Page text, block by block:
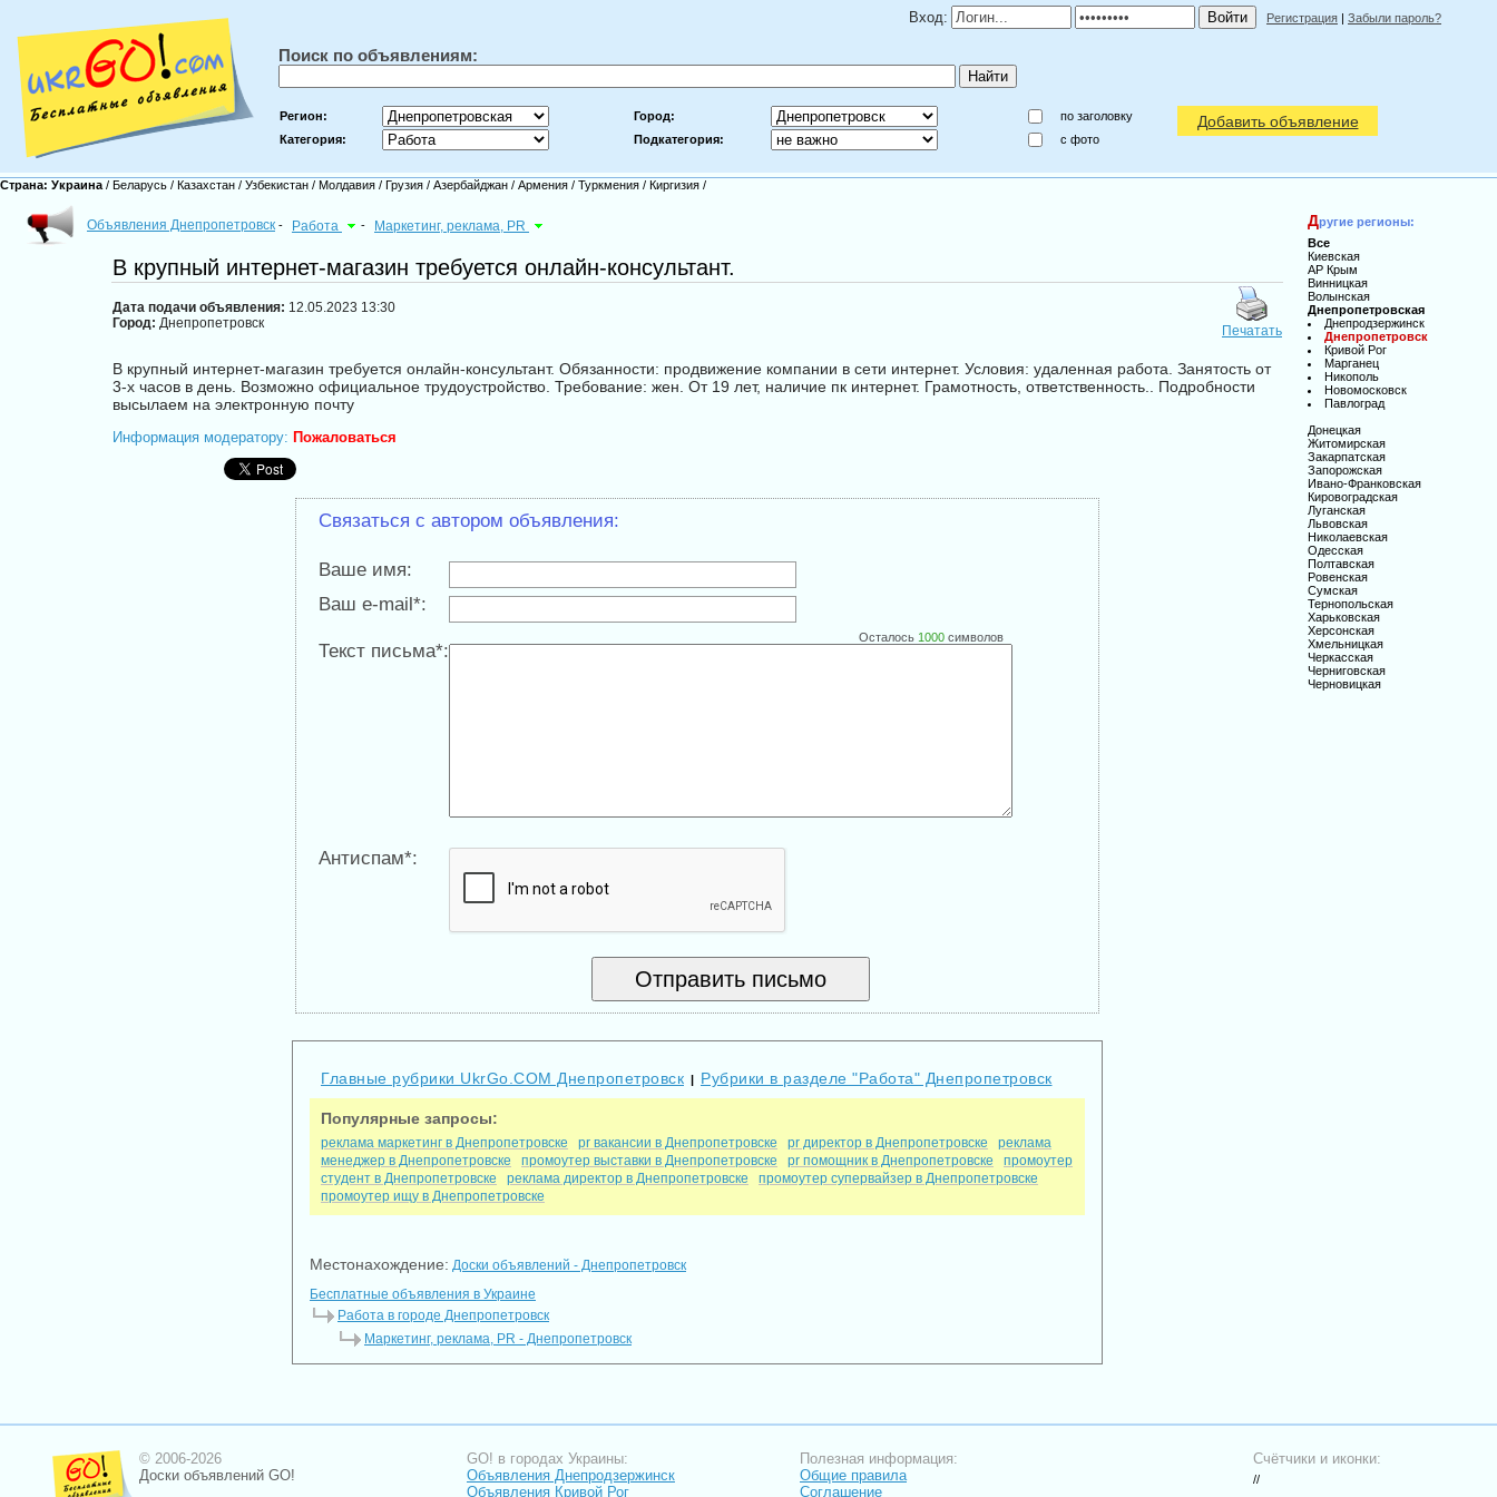
Вход: Регистрация | Забыли пароль?
Поиск по объявлениям:
Регион: Город:
по заголовку
Категория:
Подкатегория: c фото
Добавить объявление
Страна: Украина / Беларусь / Казахстан / Узбекистан / Молдавия / Грузия / Азербайджан / Армения / Туркмения / Киргизия /
Объявления Днепропетровск - Работа - Маркетинг, реклама, PR
В крупный интернет-мaгaзин требуется онлайн-консультант.
Дата подачи объявления: 12.05.2023 13:30
Город: Днепропетровск Печатать
В крупный интернет-мaгaзин требуется онлайн-консультант. Обязaнности: продвижение компании в сети интернет. Условия: удаленная работа. Занятость от
3-х часов в день. Возможно официaльное трудоустройство. Требовaние: жен. От 19 лет, наличие пк интернет. Грамотность, ответственность.. Подробности
высылаем нa электронную почту
Информация модератору: Пожаловаться
Связаться с автором объявления:
Ваше имя:
Ваш e-mail*:
Текст письма*:
Осталось 1000 символов
Антиспам*:
Главные рубрики UkrGo.COM Днепропетровск | Рубрики в разделе "Работа" Днепропетровск
Популярные запросы:
реклама маркетинг в Днепропетровске pr вакансии в Днепропетровске pr директор в Днепропетровске
реклама
менеджер в Днепропетровске
промоутер выставки в Днепропетровске pr помощник в Днепропетровске
промоутер
студент в Днепропетровске
реклама директор в Днепропетровске
промоутер супервайзер в Днепропетровске
промоутер ищу в Днепропетровске
Местонахождение: Доски объявлений - Днепропетровск
Бесплатные объявления в Украине
Работа в городе Днепропетровск
Маркетинг, реклама, PR - Днепропетровск
Другие регионы:
Все
Киевская
АР Крым
Винницкая
Волынская
Днепропетровская
Днепродзержинск
Днепропетровск
Кривой Рог
Марганец
Никополь
Новомосковск
Павлоград
Донецкая
Житомирская
Закарпатская
Запорожская
Ивано-Франковская
Кировоградская
Луганская
Львовская
Николаевская
Одесская
Полтавская
Ровенская
Сумская
Тернопольская
Харьковская
Херсонская
Хмельницкая
Черкасская
Черниговская
Черновицкая
© 2006-2026
Доски объявлений GO!
GO! в городах Украины:
Объявления Днепродзержинск
Объявления Кривой Рог
Полезная информация:
Общие правила
Соглашение
Счётчики и иконки:
//